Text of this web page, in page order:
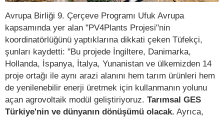
Avrupa Birliği 9. Çerçeve Programı Ufuk Avrupa
kapsamında yer alan "PV4Plants Projesi"nin
koordinatörlüğünü yaptıklarına dikkati çeken Tüfekçi,
şunları kaydetti: "Bu projede İngiltere, Danimarka,
Hollanda, İspanya, İtalya, Yunanistan ve ülkemizden 14
proje ortağı ile aynı arazi alanını hem tarım ürünleri hem
de yenilenebilir enerji üretmek için kullanmanın yolunu
açan agrovoltaik modül geliştiriyoruz. Tarımsal GES
Türkiye'nin ve dünyanın dönüşümü olacak. Ayrıca,